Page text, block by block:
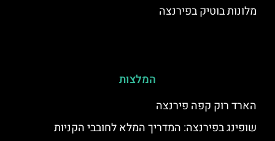
מלונות בוטיק בפירנצה
המלצות
הארד רוק קפה פירנצה
שופינג בפירנצה: המדריך המלא לחובבי הקניות